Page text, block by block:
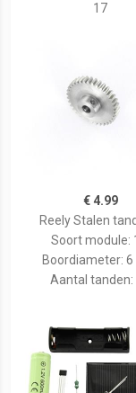
17
€ 4.99
Reely Stalen
Soort module:
Boordiameter:
Aantal tanden: